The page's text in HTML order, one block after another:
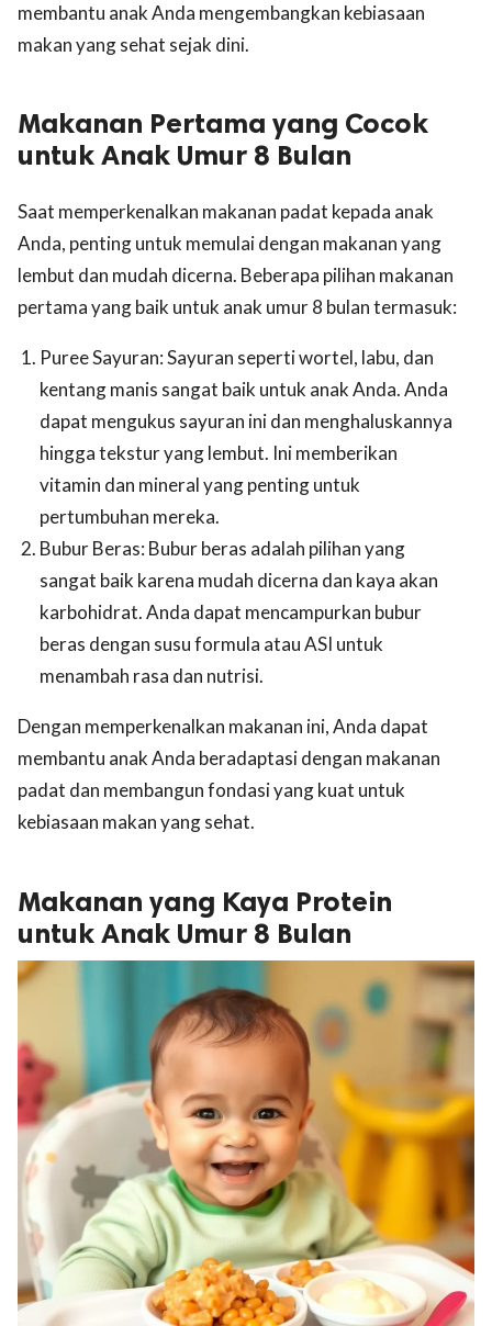
membantu anak Anda mengembangkan kebiasaan
makan yang sehat sejak dini.
Makanan Pertama yang Cocok
untuk Anak Umur 8 Bulan
Saat memperkenalkan makanan padat kepada anak
Anda, penting untuk memulai dengan makanan yang
lembut dan mudah dicerna. Beberapa pilihan makanan
pertama yang baik untuk anak umur 8 bulan termasuk:
Puree Sayuran: Sayuran seperti wortel, labu, dan
kentang manis sangat baik untuk anak Anda. Anda
dapat mengukus sayuran ini dan menghaluskannya
hingga tekstur yang lembut. Ini memberikan
vitamin dan mineral yang penting untuk
pertumbuhan mereka.
Bubur Beras: Bubur beras adalah pilihan yang
sangat baik karena mudah dicerna dan kaya akan
karbohidrat. Anda dapat mencampurkan bubur
beras dengan susu formula atau ASI untuk
menambah rasa dan nutrisi.
Dengan memperkenalkan makanan ini, Anda dapat
membantu anak Anda beradaptasi dengan makanan
padat dan membangun fondasi yang kuat untuk
kebiasaan makan yang sehat.
Makanan yang Kaya Protein
untuk Anak Umur 8 Bulan